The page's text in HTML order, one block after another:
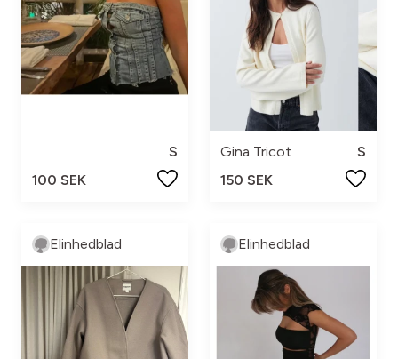
S
100 SEK
Gina Tricot
S
150 SEK
Elinhedblad Elinhedblad